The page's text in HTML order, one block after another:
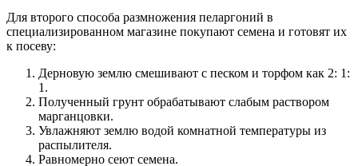
Для второго способа размножения пеларгоний в
специализированном магазине покупают семена и готовят их
к посеву:
Дерновую землю смешивают с песком и торфом как 2: 1:
1.
Полученный грунт обрабатывают слабым раствором
марганцовки.
Увлажняют землю водой комнатной температуры из
распылителя.
Равномерно сеют семена.